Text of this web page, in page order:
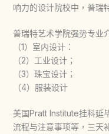
响力的设计院校中，普瑞
普瑞特艺术学院强势专业
（1）室内设计：
（2）工业设计；
（3）珠宝设计；
（4）服装设计
美国Pratt Institute挂科延
流程与注意事项等，三天